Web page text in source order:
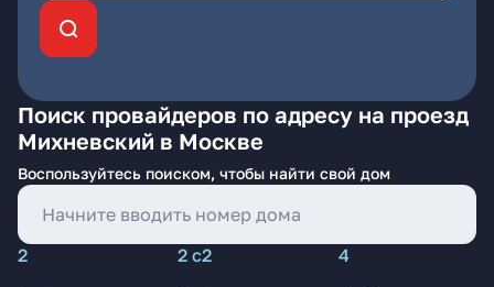
Поиск провайдеров по адресу на проезд
Михневский в Москве
Воспользуйтесь поиском, чтобы найти свой дом
2 2 с2
4